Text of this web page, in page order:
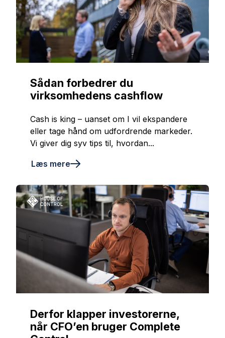
Sådan forbedrer du
virksomhedens cashflow
Cash is king – uanset om I vil ekspandere
eller tage hånd om udfordrende markeder.
Vi giver dig syv tips til, hvordan...
Læs mere
Derfor klapper investorerne,
når CFO’en bruger Complete